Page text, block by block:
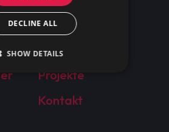
Über uns
Kunden
Projekte
Kontakt
DECLINE ALL
SHOW DETAILS